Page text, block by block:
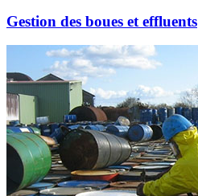
Gestion des boues et effluents